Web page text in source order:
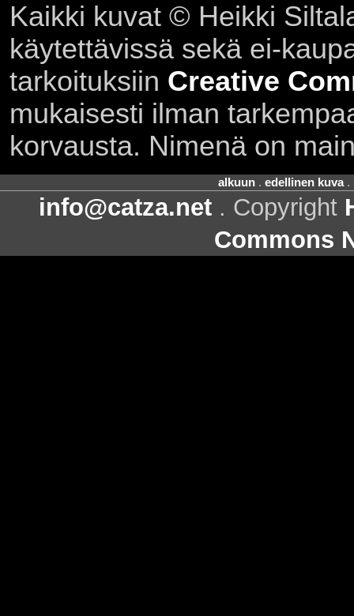
Kaikki kuvat © Heikki
käytettävissä sekä ei-
tarkoituksiin Creative
mukaisesti ilman
korvausta. Nimenä on
alkuun. edellinen kuva.
info@catza.net . Copyright
Commons